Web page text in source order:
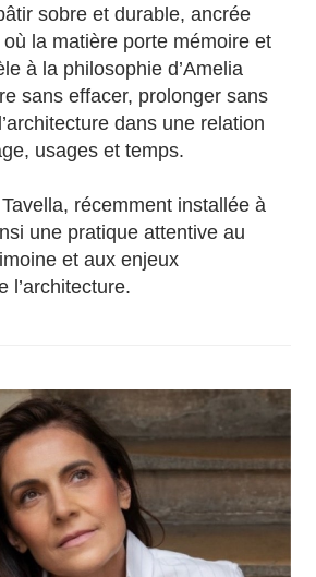
sobre et durable, ancrée
la matière porte mémoire et
à la philosophie d’Amelia
sans effacer, prolonger sans
dans une relation
usages et temps.
récemment installée à
une pratique attentive au
et aux enjeux
l’architecture.